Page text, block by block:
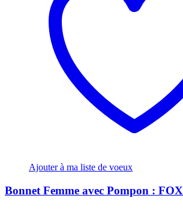
Ajouter à ma liste de voeux
Bonnet Femme avec Pompon : FOX